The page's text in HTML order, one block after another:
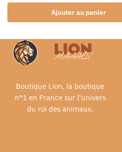
Ajouter au panier
Boutique Lion, la boutique
n°1 en France sur l'univers
du roi des animaux.